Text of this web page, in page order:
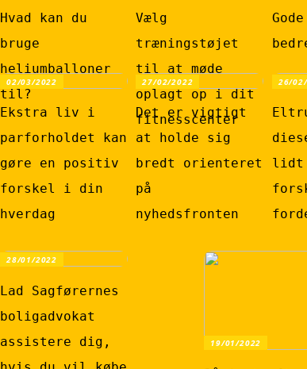
Hvad kan du
bruge
heliumballoner
til?
Vælg
træningstøjet
til at møde
oplagt op i dit
fitnesscenter
02/03/2022
Ekstra liv i
parforholdet kan
gøre en positiv
forskel i din
hverdag
27/02/2022
Det er vigtigt
at holde sig
bredt orienteret
på
nyhedsfronten
26/
lidt
28/01/2022
Lad Sagførernes
boligadvokat
assistere dig,
19/01/2022